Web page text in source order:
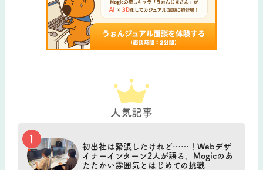
人気記事
初出社は緊張したけれど……！Webデザ
イナーインターン2人が語る、Mogicのあ
たたかい雰囲気とはじめての挑戦